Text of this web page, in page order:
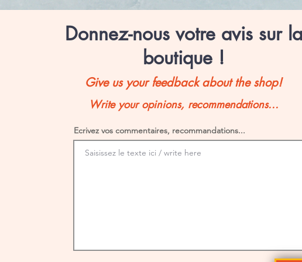
Donnez-nous votre avis sur la
boutique !
Give us your feedback about the shop!
Write your opinions, recommendations...
Ecrivez vos commentaires, recommandations...